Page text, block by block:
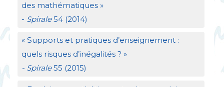
des mathématiques »
- Spirale54 (2014)
« Supports et pratiques d’enseignement :
quels risques d’inégalités ? »
- Spirale55 (2015)